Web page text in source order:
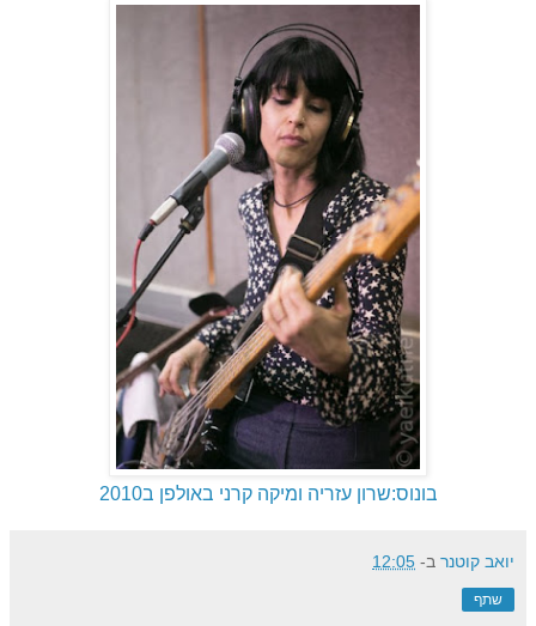
בונוס:שרון עזריה ומיקה קרני באולפן ב2010
יואב קוטנר ב- 12:05
שתף